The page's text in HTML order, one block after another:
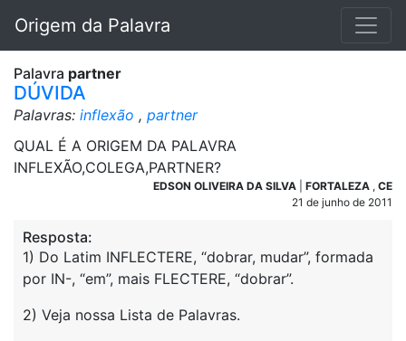
Origem da Palavra
Palavra partner
DÚVIDA
Palavras: inflexão , partner
QUAL É A ORIGEM DA PALAVRA
INFLEXÃO,COLEGA,PARTNER?
EDSON OLIVEIRA DA SILVA FORTALEZA , CE
21 de junho de 2011
Resposta:
1) Do Latim INFLECTERE, “dobrar, mudar”, formada
por IN-, “em”, mais FLECTERE, “dobrar”.
2) Veja nossa Lista de Palavras.